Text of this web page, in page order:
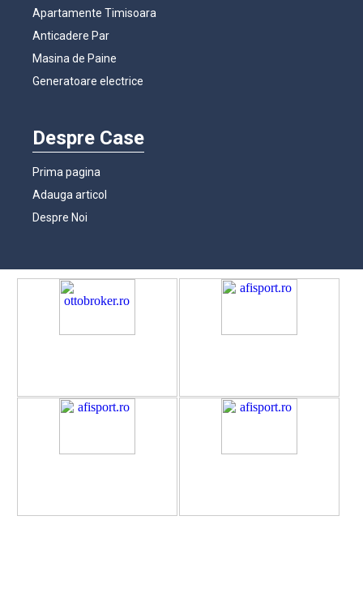
Apartamente Timisoara
Anticadere Par
Masina de Paine
Generatoare electrice
Despre Case
Prima pagina
Adauga articol
Despre Noi